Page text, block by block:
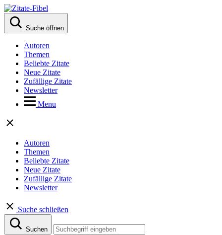
Suche öffnen
Autoren
Themen
Beliebte Zitate
Neue Zitate
Zufällige Zitate
Newsletter
Menu
Autoren
Themen
Beliebte Zitate
Neue Zitate
Zufällige Zitate
Newsletter
Suche schließen
Suchen